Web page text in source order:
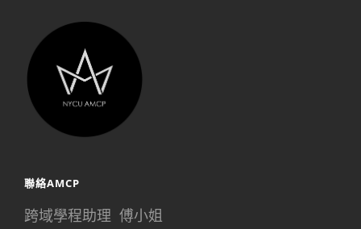
聯絡AMCP
跨域學程助理 傅小姐